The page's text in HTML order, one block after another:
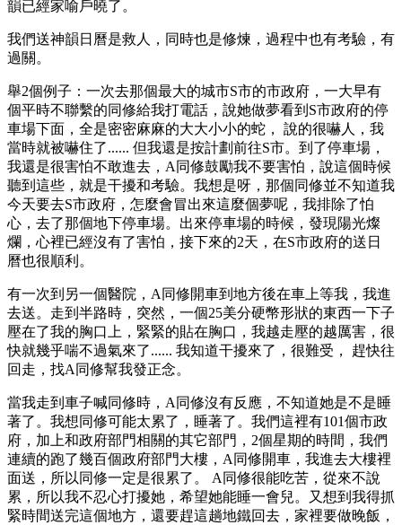
韻已經家喻戶曉了。
我們送神韻日曆是救人，同時也是修煉，過程中也有考驗，有
過關。
舉2個例子：一次去那個最大的城市S市的市政府，一大早有
個平時不聯繫的同修給我打電話，說她做夢看到S市政府的停
車場下面，全是密密麻麻的大大小小的蛇， 說的很嚇人，我
當時就被嚇住了...... 但我還是按計劃前往S市。到了停車場，
我還是很害怕不敢進去，A同修鼓勵我不要害怕，說這個時候
聽到這些，就是干擾和考驗。我想是呀，那個同修並不知道我
今天要去S市政府，怎麼會冒出來這麼個夢呢，我排除了怕
心，去了那個地下停車場。出來停車場的時候，發現陽光燦
爛，心裡已經沒有了害怕，接下來的2天，在S市政府的送日
曆也很順利。
有一次到另一個醫院，A同修開車到地方後在車上等我，我進
去送。走到半路時，突然，一個25美分硬幣形狀的東西一下子
壓在了我的胸口上，緊緊的貼在胸口，我越走壓的越厲害，很
快就幾乎喘不過氣來了...... 我知道干擾來了，很難受， 趕快往
回走，找A同修幫我發正念。
當我走到車子喊同修時，A同修沒有反應，不知道她是不是睡
著了。我想同修可能太累了，睡著了。我們這裡有101個市政
府，加上和政府部門相關的其它部門，2個星期的時間，我們
連續的跑了幾百個政​​府部門大樓，A同修開車，我進去大樓裡
面送，所以同修一定是很累了。 A同修很能吃苦，從來不說
累，所以我不忍心打擾她，希望她能睡一會兒。又想到我得抓
緊時間送完這個地方，還要趕這趟地鐵回去，家裡要做晚飯，